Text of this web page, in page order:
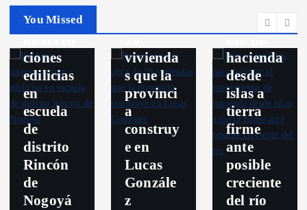
You Missed
Realizan
interven
ciones
edilicias
en
escuela
de
distrito
Rincón
de
Nogoyá
20
vivienda
s que la
provinci
a
construy
e en
Lucas
Gonzále
z
movimie
nto de
hacienda
desde
islas a
tierra
firme
ante
posible
creciente
del río